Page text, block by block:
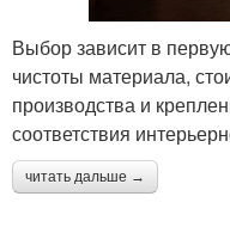
Выбор зависит в
чистоты материала,
производства и
соответствия
читать дальше →